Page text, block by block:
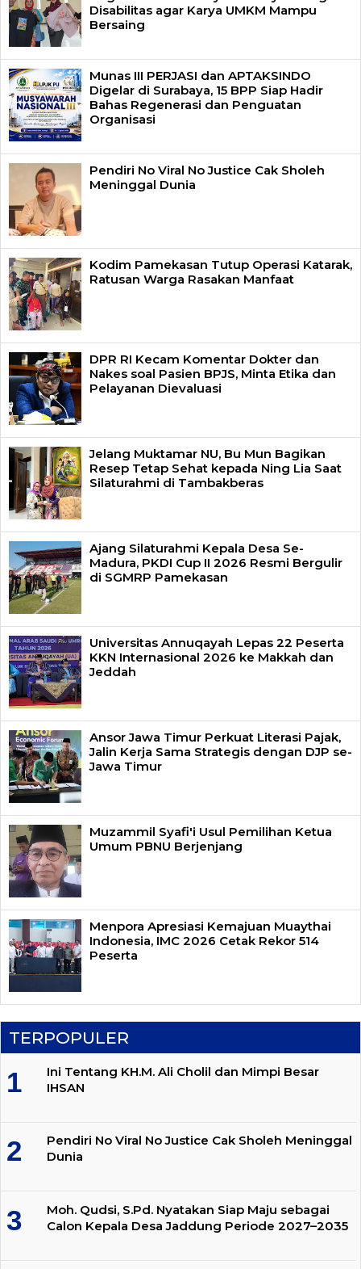
Disabilitas agar Karya UMKM Mampu
Bersaing
Munas III PERJASI dan APTAKSINDO
Digelar di Surabaya, 15 BPP Siap Hadir
Bahas Regenerasi dan Penguatan
Organisasi
Pendiri No Viral No Justice Cak Sholeh
Meninggal Dunia
Kodim Pamekasan Tutup Operasi Katarak,
Ratusan Warga Rasakan Manfaat
DPR RI Kecam Komentar Dokter dan
Nakes soal Pasien BPJS, Minta Etika dan
Pelayanan Dievaluasi
Jelang Muktamar NU, Bu Mun Bagikan
Resep Tetap Sehat kepada Ning Lia Saat
Silaturahmi di Tambakberas
Ajang Silaturahmi Kepala Desa Se-
Madura, PKDI Cup II 2026 Resmi Bergulir
di SGMRP Pamekasan
Universitas Annuqayah Lepas 22 Peserta
KKN Internasional 2026 ke Makkah dan
Jeddah
Ansor Jawa Timur Perkuat Literasi Pajak,
Jalin Kerja Sama Strategis dengan DJP se-
Jawa Timur
Muzammil Syafi'i Usul Pemilihan Ketua
Umum PBNU Berjenjang
Menpora Apresiasi Kemajuan Muaythai
Indonesia, IMC 2026 Cetak Rekor 514
Peserta
TERPOPULER
Ini Tentang KH.M. Ali Cholil dan Mimpi Besar
IHSAN
Pendiri No Viral No Justice Cak Sholeh Meninggal
Dunia
Moh. Qudsi, S.Pd. Nyatakan Siap Maju sebagai
Calon Kepala Desa Jaddung Periode 2027–2035